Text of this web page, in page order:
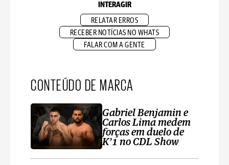
INTERAGIR
RELATAR ERROS
RECEBER NOTÍCIAS NO WHATS
FALAR COM A GENTE
CONTEÚDO DE MARCA
Gabriel Benjamin e
Carlos Lima medem
forças em duelo de
K’1 no CDL Show